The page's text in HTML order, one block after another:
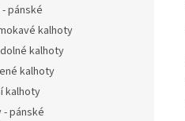
pánské
kalhoty
kalhoty
kalhoty
kalhoty
pánské